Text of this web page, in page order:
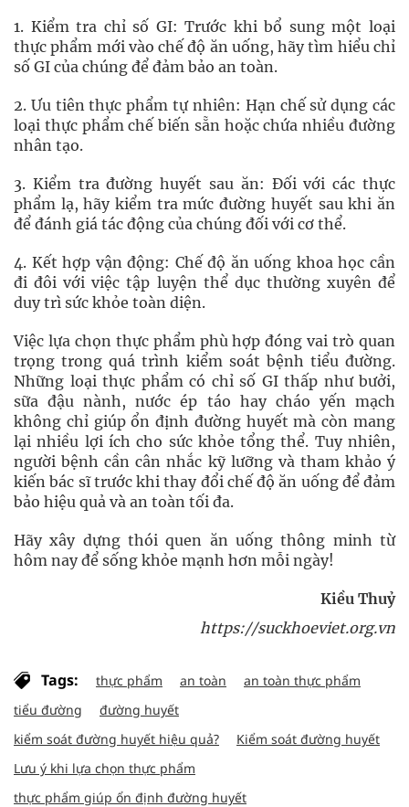
1. Kiểm tra chỉ số GI: Trước khi bổ sung một loại
thực phẩm mới vào chế độ ăn uống, hãy tìm hiểu chỉ
số GI của chúng để đảm bảo an toàn.
2. Ưu tiên thực phẩm tự nhiên: Hạn chế sử dụng các
loại thực phẩm chế biến sẵn hoặc chứa nhiều đường
nhân tạo.
3. Kiểm tra đường huyết sau ăn: Đối với các thực
phẩm lạ, hãy kiểm tra mức đường huyết sau khi ăn
để đánh giá tác động của chúng đối với cơ thể.
4. Kết hợp vận động: Chế độ ăn uống khoa học cần
đi đôi với việc tập luyện thể dục thường xuyên để
duy trì sức khỏe toàn diện.
Việc lựa chọn thực phẩm phù hợp đóng vai trò quan
trọng trong quá trình kiểm soát bệnh tiểu đường.
Những loại thực phẩm có chỉ số GI thấp như bưởi,
sữa đậu nành, nước ép táo hay cháo yến mạch
không chỉ giúp ổn định đường huyết mà còn mang
lại nhiều lợi ích cho sức khỏe tổng thể. Tuy nhiên,
người bệnh cần cân nhắc kỹ lưỡng và tham khảo ý
kiến bác sĩ trước khi thay đổi chế độ ăn uống để đảm
bảo hiệu quả và an toàn tối đa.
Hãy xây dựng thói quen ăn uống thông minh từ
hôm nay để sống khỏe mạnh hơn mỗi ngày!
Kiều Thuỷ
https://suckhoeviet.org.vn
Tags: thực phẩm an toàn
an toàn thực phẩm
tiểu đường
đường huyết
kiểm soát đường huyết hiệu quả?
Kiểm soát đường huyết
Lưu ý khi lựa chọn thực phẩm
thực phẩm giúp ổn định đường huyết